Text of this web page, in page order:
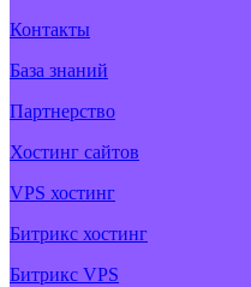
Контакты
База знаний
Партнерство
Хостинг сайтов
VPS хостинг
Битрикс хостинг
Битрикс VPS